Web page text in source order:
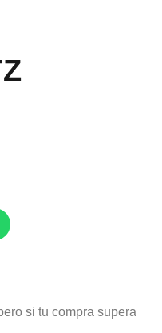
si tu compra supera